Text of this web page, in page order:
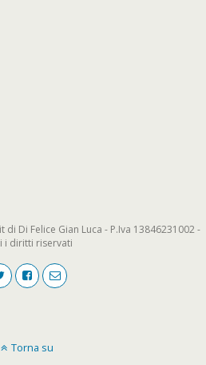
Di Felice Gian Luca - P.Iva 13846231002 -
i diritti riservati
Torna su